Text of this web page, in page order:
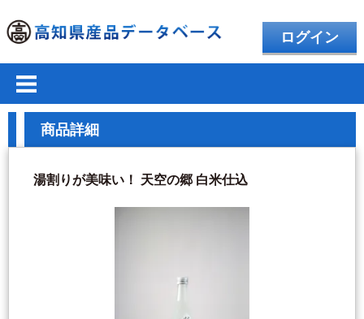
ログイン
商品詳細
湯割りが美味い！ 天空の郷 白米仕込